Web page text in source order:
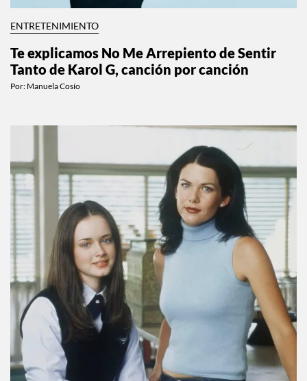
ENTRETENIMIENTO
Te explicamos No Me Arrepiento de Sentir
Tanto de Karol G, canción por canción
Por: Manuela Cosío